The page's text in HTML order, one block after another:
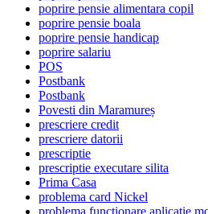
poprire pensie alimentara copil
poprire pensie boala
poprire pensie handicap
poprire salariu
POS
Postbank
Postbank
Povesti din Maramureș
prescriere credit
prescriere datorii
prescriptie
prescriptie executare silita
Prima Casa
problema card Nickel
problema functionare aplicatie